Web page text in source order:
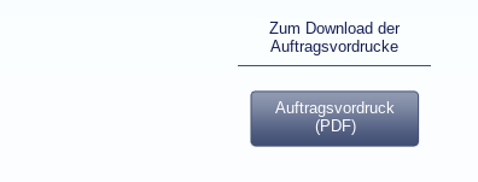
Zum Download der
Auftragsvordrucke
Auftragsvordruck
(PDF)